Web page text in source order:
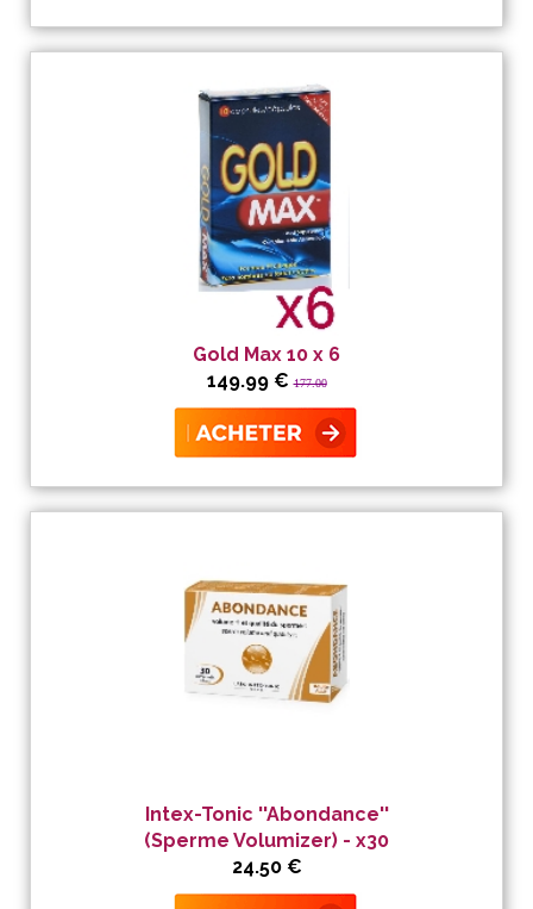
Gold Max 10 x 6
149.99 € 177.00
Intex-Tonic ''Abondance''
(Sperme Volumizer) - x30
24.50 €